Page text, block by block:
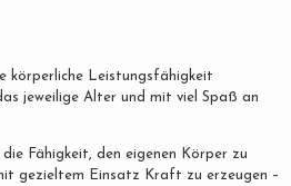
körperliche Leistungsfähigkeit
jeweilige Alter und mit viel Spaß an
die Fähigkeit, den eigenen Körper zu
gezieltem Einsatz Kraft zu erzeugen –